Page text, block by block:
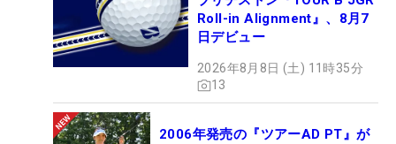
Roll-in Alignment』、8月7
日デビュー
2026年8月8日 (土) 11時35分
13
2006年発売の『ツアーAD PT』が